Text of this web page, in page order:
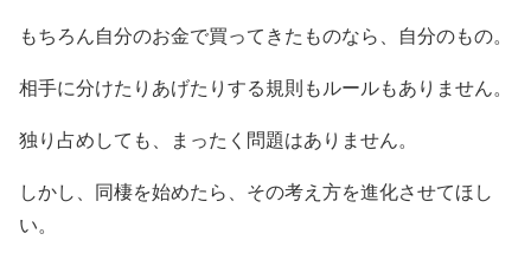
もちろん自分のお金で買ってきたものなら、自分のもの。
相手に分けたりあげたりする規則もルールもありません。
独り占めしても、まったく問題はありません。
しかし、同棲を始めたら、その考え方を進化させてほし
い。